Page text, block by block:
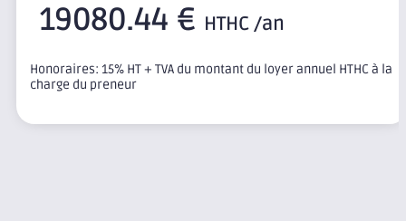
19080.44 € HTHC /an
Honoraires: 15% HT + TVA du montant du loyer annuel HTHC à la
charge du preneur